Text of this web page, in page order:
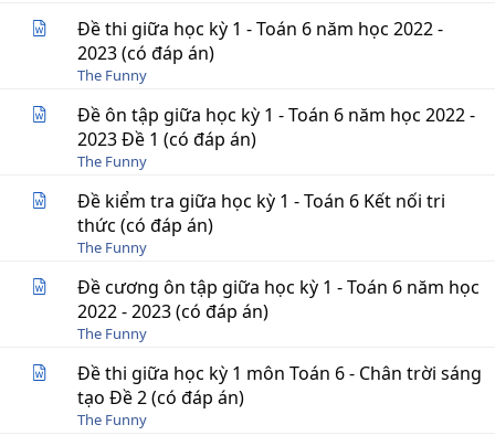
Đề thi giữa học kỳ 1 - Toán 6 năm học 2022 -
2023 (có đáp án)
The Funny
Đề ôn tập giữa học kỳ 1 - Toán 6 năm học 2022 -
2023 Đề 1 (có đáp án)
The Funny
Đề kiểm tra giữa học kỳ 1 - Toán 6 Kết nối tri
thức (có đáp án)
The Funny
Đề cương ôn tập giữa học kỳ 1 - Toán 6 năm học
2022 - 2023 (có đáp án)
The Funny
Đề thi giữa học kỳ 1 môn Toán 6 - Chân trời sáng
tạo Đề 2 (có đáp án)
The Funny